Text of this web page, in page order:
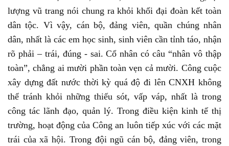
lượng vũ trang nói chung ra khỏi khối đại đoàn kết toàn
dân tộc. Vì vậy, cán bộ, đảng viên, quần chúng nhân
dân, nhất là các em học sinh, sinh viên cần tỉnh táo, nhận
rõ phải – trái, đúng - sai. Cổ nhân có câu “nhân vô thập
toàn”, chẳng ai mười phần toàn vẹn cả mười. Công cuộc
xây dựng đất nước thời kỳ quá độ đi lên CNXH không
thể tránh khỏi những thiếu sót, vấp váp, nhất là trong
công tác lãnh đạo, quản lý. Trong điều kiện kinh tế thị
trường, hoạt động của Công an luôn tiếp xúc với các mặt
trái của xã hội. Trong đội ngũ cán bộ, đảng viên, trong